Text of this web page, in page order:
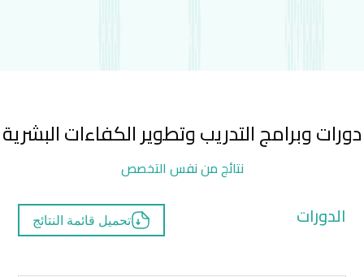
دورات وبرامج التدريب وتطوير الكفاءات البشرية
نتائج من نفس التخصص
الدورات تحميل قائمة النتائج